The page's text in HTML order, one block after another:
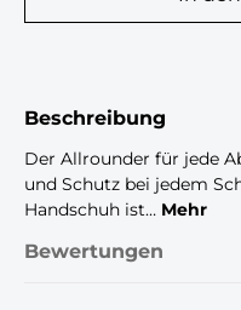
Beschreibung
Der Allrounder für jede
und Schutz bei jedem
Handschuh ist… Mehr
Bewertungen